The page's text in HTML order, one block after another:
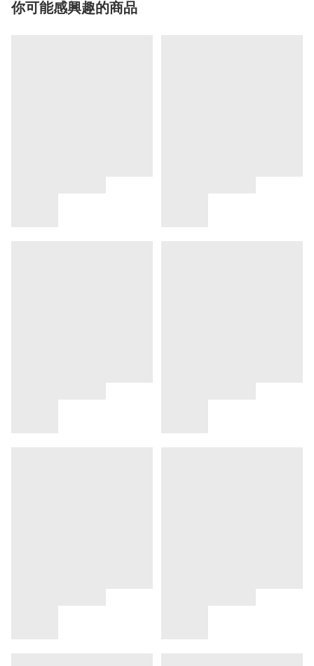
你可能感興趣的商品